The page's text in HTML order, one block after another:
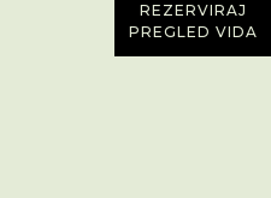
REZERVIRAJ
PREGLED VIDA